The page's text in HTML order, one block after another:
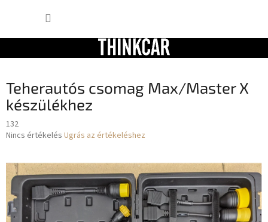
tartalomhoz
Teherautós csomag Max/Master X
készülékhez
132
A
értékelése
5-
ből
0,0
csillag.
Nincs értékelés Ugrás az értékeléshez